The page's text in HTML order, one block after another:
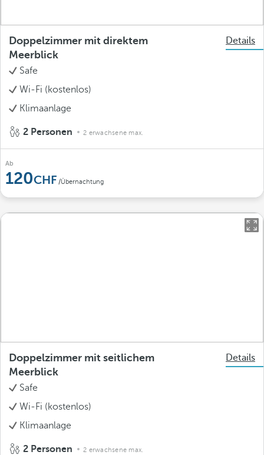
Doppelzimmer mit direktem
Meerblick
Details
Safe
Wi-Fi (kostenlos)
Klimaanlage
2 Personen 2 erwachsene max.
Ab
120 /Übernachtung
Doppelzimmer mit seitlichem
Meerblick
Details
Safe
Wi-Fi (kostenlos)
Klimaanlage
2 Personen 2 erwachsene max.